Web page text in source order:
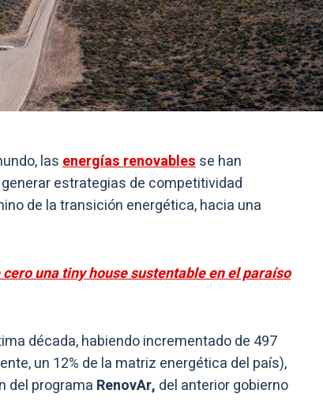
lasenergías renovablesse han
estrategias de competitividad
de la transición energética, hacia una
una tiny house sustentable en el paraíso
década, habiendo incrementado de 497
un 12% de la matriz energética del país),
del programa RenovAr, del anterior gobierno